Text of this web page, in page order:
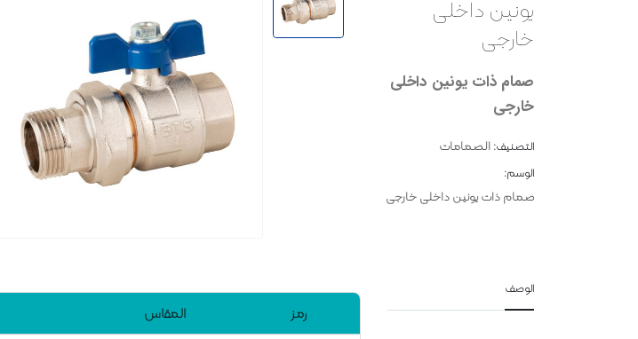
یونین داخلی
خارجی
صمام ذات یونین داخلی
خارجی
التصنيف:الصمامات
الوسم:
صمام ذات یونین داخلی خارجی
الوصف
رمز المقاس